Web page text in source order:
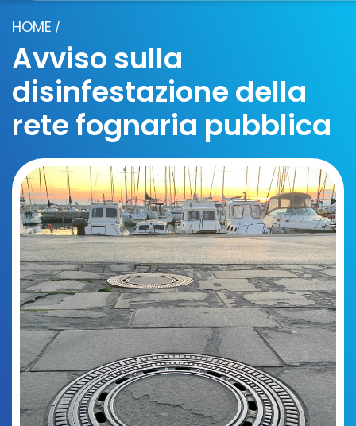
HOME /
Avviso sulla
disinfestazione della
rete fognaria pubblica